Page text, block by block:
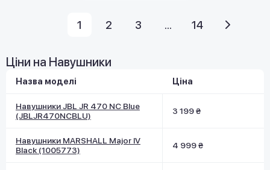
1 2 3 ... 14
Ціни на Навушники
Назва моделі Ціна
Навушники JBL JR 470 NC Blue
(JBLJR470NCBLU)
3 199 ₴
Навушники MARSHALL Major IV
Black (1005773)
4 999 ₴